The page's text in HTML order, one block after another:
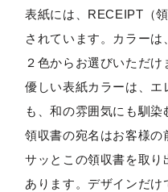
表紙には、RECEIPT（
されています。カラー
２色からお選びいただけ
優しい表紙カラーは、エ
も、和の雰囲気にも馴染
領収書の宛名はお客様の
サッとこの領収書を取
あります。デザインだ